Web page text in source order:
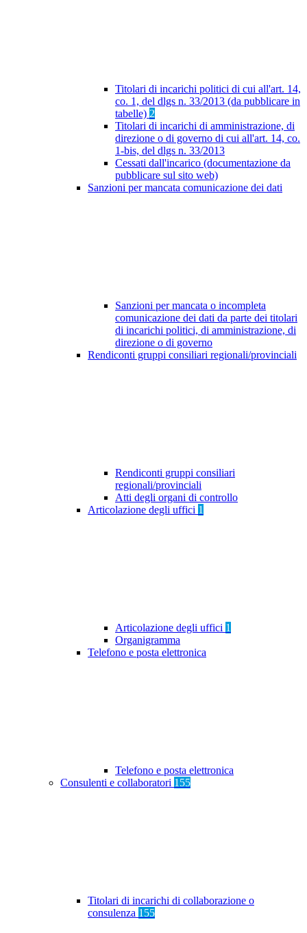
Titolari di incarichi politici di cui all'art. 14,
co. 1, del dlgs n. 33/2013 (da pubblicare in
tabelle) 2
Titolari di incarichi di amministrazione, di
direzione o di governo di cui all'art. 14, co.
1-bis, del dlgs n. 33/2013
Cessati dall'incarico (documentazione da
pubblicare sul sito web)
Sanzioni per mancata comunicazione dei dati
Sanzioni per mancata o incompleta
comunicazione dei dati da parte dei titolari
di incarichi politici, di amministrazione, di
direzione o di governo
Rendiconti gruppi consiliari regionali/provinciali
Rendiconti gruppi consiliari
regionali/provinciali
Atti degli organi di controllo
Articolazione degli uffici 1
Articolazione degli uffici 1
Organigramma
Telefono e posta elettronica
Telefono e posta elettronica
Consulenti e collaboratori 155
Titolari di incarichi di collaborazione o
consulenza 155